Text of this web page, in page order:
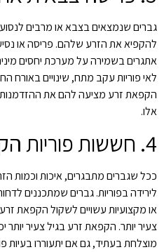
גברים שנמצאים בצבא או מרבים
להקפיא את הזרע שלהם. פריסה או
אתגרים בשמירה על מערכת יחסים
לאי פוריות עקב מתח, שינויים באורח
הקפאת זרע מציעה להם את
אלו.
4. חששות פוריות הקשורים לגיל:
ככל שגברים מתבגרים, איכות וכמות
לירידה בפוריות. גברים שמתכננים
או מקצועיות עשויים לשקול הקפאת
צעיר יותר. הקפאת זרע בגיל צעיר יותר
מוצלחת בעתיד, גם אם יתעוררו בעיות